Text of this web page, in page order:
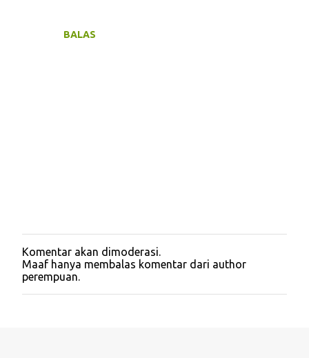
BALAS
P
o
s
t
Komentar akan dimoderasi.
Maaf hanya membalas komentar dari author
perempuan.